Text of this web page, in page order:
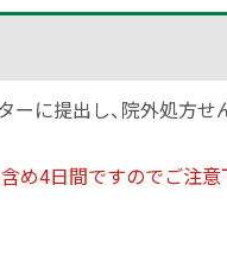
に提出し、院外処方せ
め4日間ですのでご注意